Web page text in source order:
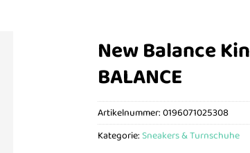
New Balance
BALANCE
Artikelnummer:0196071025308
Kategorie: Sneakers & Turnschuhe